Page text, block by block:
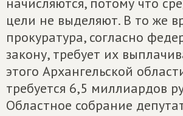
цели не выделяют. В то же
прокуратура, согласно
закону, требует их
этого Архангельской
требуется 6,5 миллиардов
Областное собрание